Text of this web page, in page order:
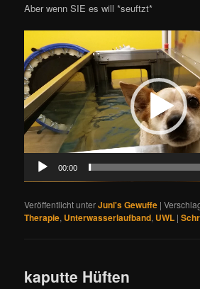
Aber wenn SIE es will *seuftzt*
Player
00:00
Veröffentlicht unterJuni's Gewuffe |
Therapie, Unterwasserlaufband, UWL |
kaputte Hüften